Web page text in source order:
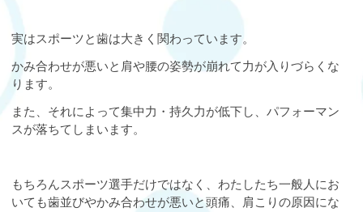
実はスポーツと歯は大きく関わっています。
かみ合わせが悪いと肩や腰の姿勢が崩れて力が入りづらくな
ります。
また、それによって集中力・持久力が低下し、パフォーマン
スが落ちてしまいます。
もちろんスポーツ選手だけではなく、わたしたち一般人にお
いても歯並びやかみ合わせが悪いと頭痛、肩こりの原因にな